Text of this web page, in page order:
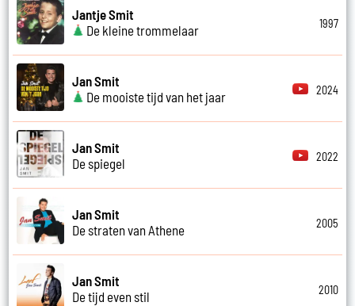
Jantje Smit
De kleine trommelaar
1997
Jan Smit
De mooiste tijd van het jaar
2024
Jan Smit
De spiegel
2022
Jan Smit
De straten van Athene
2005
Jan Smit
De tijd even stil
2010